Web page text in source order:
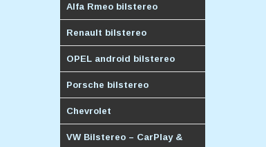
Alfa Rmeo bilstereo
Renault bilstereo
OPEL android bilstereo
Porsche bilstereo
Chevrolet
VW Bilstereo – CarPlay &